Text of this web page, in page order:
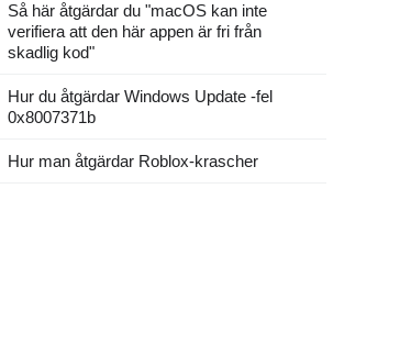
Så här åtgärdar du "macOS kan inte
verifiera att den här appen är fri från
skadlig kod"
Hur du åtgärdar Windows Update -fel
0x8007371b
Hur man åtgärdar Roblox-krascher